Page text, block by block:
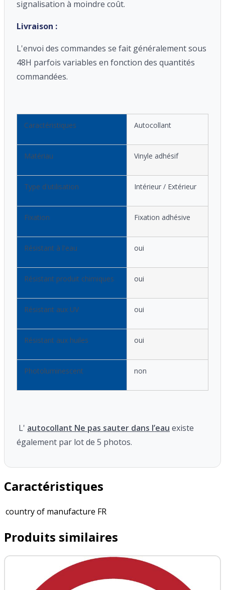
signalisation à moindre coût.
Livraison :
L'envoi des commandes se fait généralement sous
48H parfois variables en fonction des quantités
commandées.
Caractéristiques Autocollant
Matériau Vinyle adhésif
Type d'utilisation Intérieur / Extérieur
Fixation Fixation adhésive
Résistant à l'eau oui
Résistant produit chimiques oui
Résistant aux UV oui
Résistant aux huiles oui
Photoluminescent non
L' autocollant Ne pas sauter dans l’eau existe
également par lot de 5 photos.
Caractéristiques
country of manufacture FR
Produits similaires